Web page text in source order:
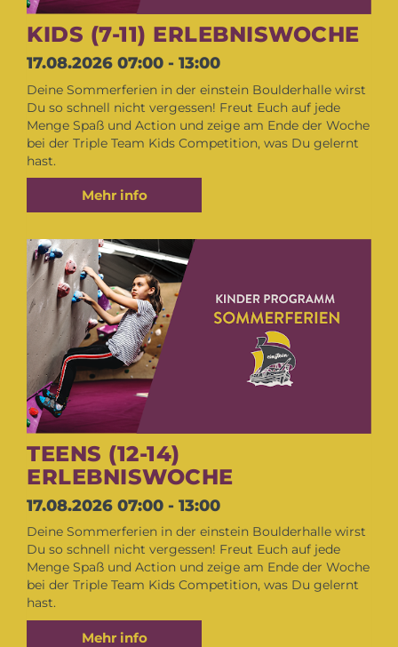
KIDS (7-11) ERLEBNISWOCHE
17.08.2026 07:00 - 13:00
Deine Sommerferien in der einstein Boulderhalle wirst
Du so schnell nicht vergessen! Freut Euch auf jede
Menge Spaß und Action und zeige am Ende der Woche
bei der Triple Team Kids Competition, was Du gelernt
hast.
Mehr info
TEENS (12-14)
ERLEBNISWOCHE
17.08.2026 07:00 - 13:00
Deine Sommerferien in der einstein Boulderhalle wirst
Du so schnell nicht vergessen! Freut Euch auf jede
Menge Spaß und Action und zeige am Ende der Woche
bei der Triple Team Kids Competition, was Du gelernt
hast.
Mehr info